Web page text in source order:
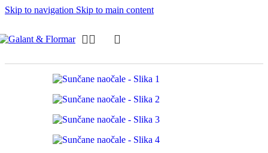
Skip to navigation Skip to main content